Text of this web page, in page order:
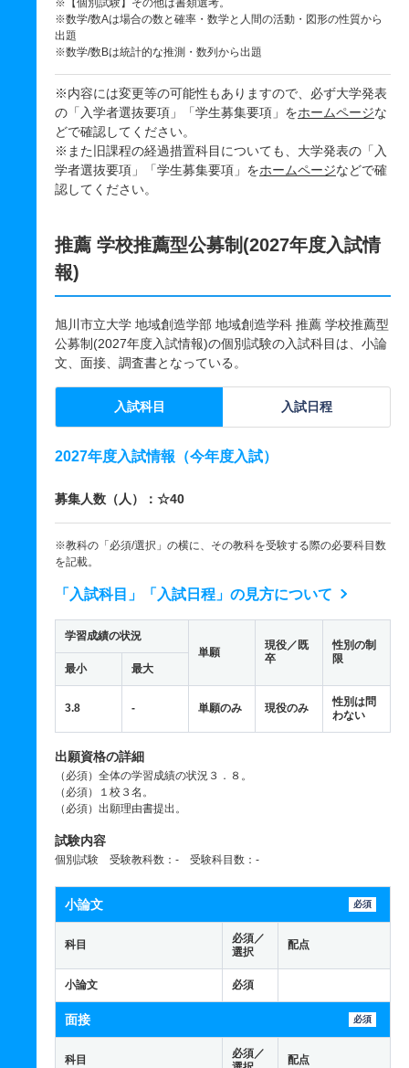
※【個別試験】その他は書類選考。
※数学/数Aは場合の数と確率・数学と人間の活動・図形の性質から
出題
※数学/数Bは統計的な推測・数列から出題
※内容には変更等の可能性もありますので、必ず大学発表
の「入学者選抜要項」「学生募集要項」をホームページな
どで確認してください。
※また旧課程の経過措置科目についても、大学発表の「入
学者選抜要項」「学生募集要項」をホームページなどで確
認してください。
推薦 学校推薦型公募制(2027年度入試情
報)
旭川市立大学 地域創造学部 地域創造学科 推薦 学校推薦型
公募制(2027年度入試情報)の個別試験の入試科目は、小論
文、面接、調査書となっている。
入試科目 入試日程
2027年度入試情報（今年度入試）
募集人数（人）：☆40
※教科の「必須/選択」の横に、その教科を受験する際の必要科目数
を記載。
「入試科目」「入試日程」の見方について
学習成績の状況
単願
現役／既
卒
性別の制
限
最小 最大
3.8 - 単願のみ 現役のみ
性別は問
わない
出願資格の詳細
（必須）全体の学習成績の状況３．８。
（必須）１校３名。
（必須）出願理由書提出。
試験内容
個別試験 受験教科数：- 受験科目数：-
小論文 必須
科目
必須／
選択
配点
小論文 必須
面接 必須
科目
必須／
配点